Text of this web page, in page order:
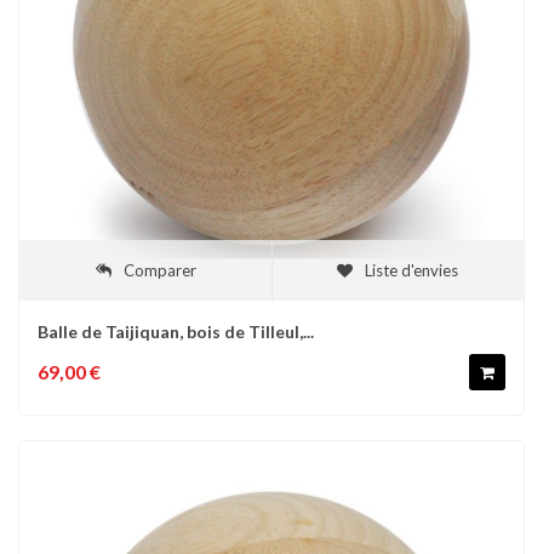
Comparer Liste d'envies
Balle de Taijiquan, bois de Tilleul,...
69,00 €